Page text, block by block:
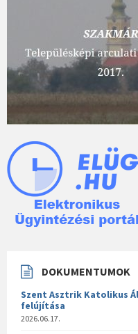
DOKUMENTUMOK
Szent Asztrik Katolikus
felújítása
2026.06.17.